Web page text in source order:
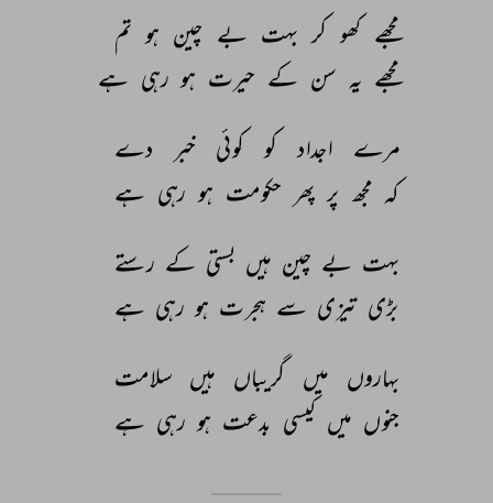
مجھے کھو کر بہت بے چین ہو تم
مجھے یہ سن کے حیرت ہو رہی ہے
مرے اجداد کو کوئی خبر
دے
کہ مجھ پر پھر حکومت ہو رہی ہے
بہت بے چین ہیں بستی کے رستے
بڑی تیزی سے ہجرت ہو رہی ہے
بہاروں میں گریباں ہیں سلامت
جنوں میں کیسی بدعت ہو رہی ہے